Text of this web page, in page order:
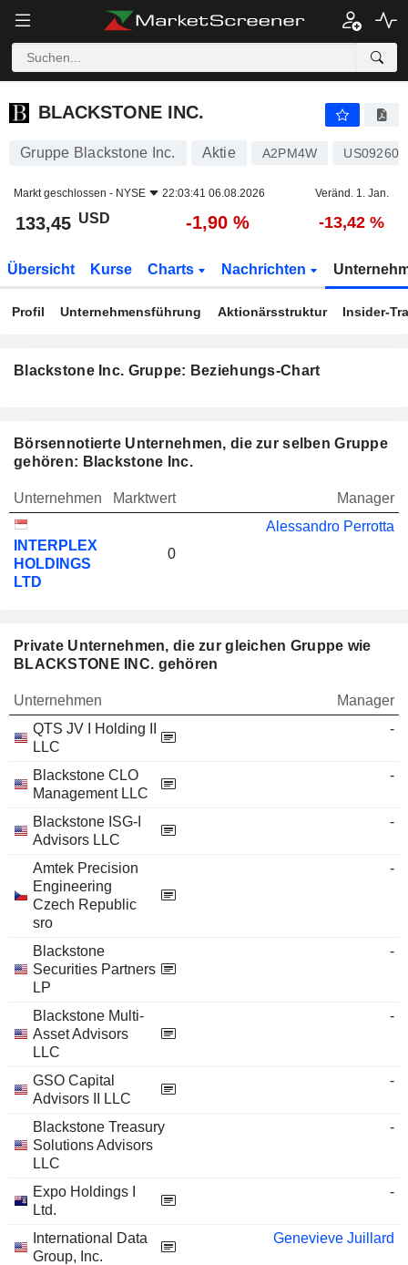
BLACKSTONE INC.
BLACKSTONE INC.
Gruppe Blackstone Inc. Aktie A2PM4W
Markt geschlossen - NYSE 22:03:41 06.08.2026 Veränd. 1. Jan.
133,45 USD -1,90 % -13,42 %
Übersicht Kurse Charts Nachrichten
Profil Unternehmensführung Aktionärsstruktur Insider-
Blackstone Inc. Gruppe: Beziehungs-Chart
Börsennotierte Unternehmen, die zur selben Gruppe
gehören: Blackstone Inc.
Unternehmen Marktwert Manager
INTERPLEX
HOLDINGS
LTD
0
Alessandro Perrotta
Private Unternehmen, die zur gleichen Gruppe wie
BLACKSTONE INC. gehören
Unternehmen
Manager
QTS JV I Holding II
LLC
-
Blackstone CLO
Management LLC
-
Blackstone ISG-I
Advisors LLC
-
Amtek Precision
Engineering
Czech Republic
sro
-
Blackstone
Securities Partners
LP
-
Blackstone Multi-
Asset Advisors
LLC
-
GSO Capital
Advisors II LLC
-
Blackstone Treasury
Solutions Advisors
LLC
-
Expo Holdings I
Ltd.
-
International Data
Group, Inc.
Genevieve Juillard